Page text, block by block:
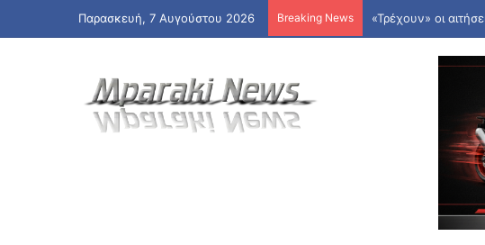
Παρασκευή, 7 Αυγούστου 2026 Breaking News